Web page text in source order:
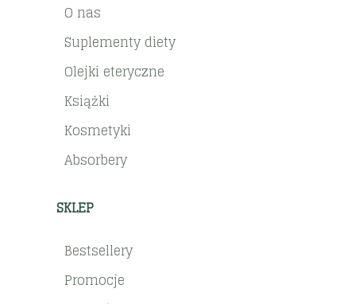
O nas
Suplementy diety
Olejki eteryczne
Książki
Kosmetyki
Absorbery
SKLEP
Bestsellery
Promocje